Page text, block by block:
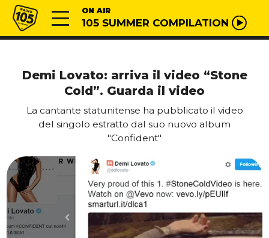
Vai al contenuto
Radio 105 ON AIR
105 SUMMER COMPILATION
Demi Lovato: arriva il video “Stone
Cold”. Guarda il video
La cantante statunitense ha pubblicato il video
del singolo estratto dal suo nuovo album
"Confident"